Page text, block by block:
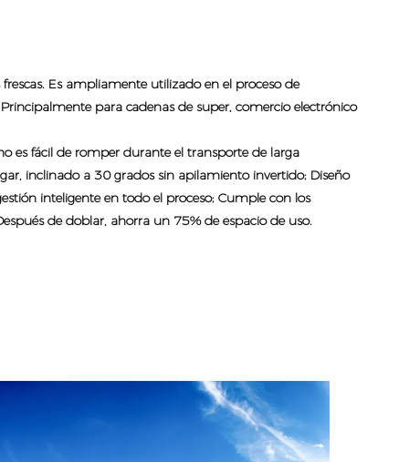
Es ampliamente utilizado en el proceso de
para cadenas de super, comercio electrónico
es fácil de romper durante el transporte de larga
inclinado a 30 grados sin apilamiento invertido; Diseño
inteligente en todo el proceso; Cumple con los
de doblar, ahorra un 75% de espacio de uso.